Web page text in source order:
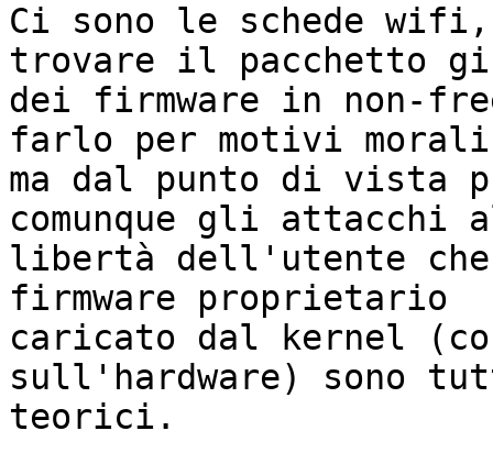
Ci sono le schede
trovare il pacchetto
dei firmware in non-
farlo per motivi
ma dal punto di vista
comunque gli attacchi
libertà dell'utente che
firmware proprietario
caricato dal kernel
sull'hardware) sono
teorici.